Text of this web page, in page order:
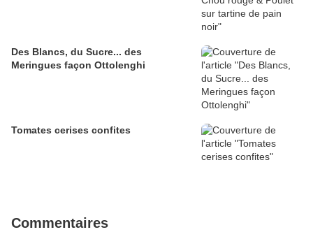
Des Blancs, du Sucre... des
Meringues façon Ottolenghi
Tomates cerises confites
Commentaires